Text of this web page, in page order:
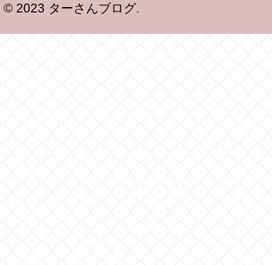
© 2023 ターさんブログ.